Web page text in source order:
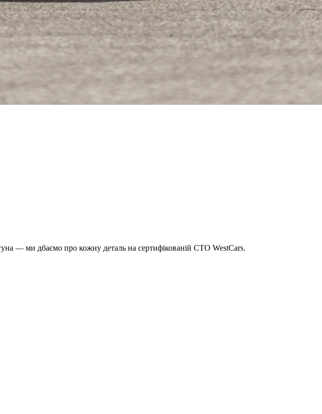
— ми дбаємо про кожну деталь на сертифікованій СТО WestCars.